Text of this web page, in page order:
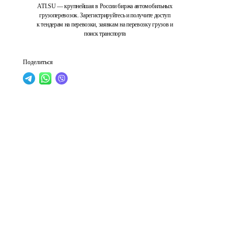
ATI.SU — крупнейшая в России биржа автомобильных
грузоперевозок. Зарегистрируйтесь и получите доступ
к тендерам на перевозки, заявкам на перевозку грузов и
поиск транспорта
Поделиться